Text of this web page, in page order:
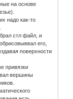
на основе
надо как-то
стл файл, и
его,
поверхности
привязки
вершины